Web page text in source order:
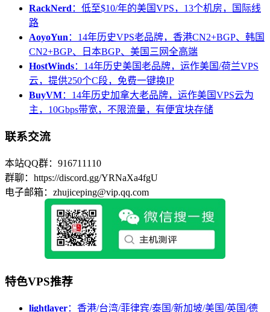
RackNerd ：低至$10/年的美国VPS，13个机房，国际线
路
AoyoYun ：14年历史VPS老品牌，香港CN2+BGP、韩国
CN2+BGP、日本BGP、美国三网全高端
HostWinds：14年历史美国老品牌，运作美国/荷兰VPS
云，提供250个C段，免费一键换IP
BuyVM：14年历史加拿大老品牌，运作美国VPS云为
主，10Gbps带宽，不限流量，有便宜块存储
联系交流
本站QQ群：916711110
群聊：https://discord.gg/YRNaXa4fgU
电子邮箱：zhujiceping@vip.qq.com
特色VPS推荐
lightlayer：香港/台湾/菲律宾/泰国/新加坡/美国/英国/德